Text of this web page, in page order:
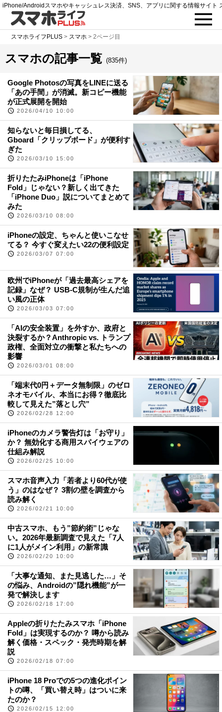
iPhone/Androidスマホやキャッシュレス決済、SNS、アプリに関する情報サイト
スマホライフPLUS > スマホ >2ページ目
スマホの記事一覧 (835件)
Google Photosの写真をLINEに送る
「あの手間」が消滅。新コピー機能
が正式展開を開始
2026/04/10 10:00
知らないと毎日損してる、
Gboard「クリップボード」が便利す
ぎた
2026/03/10 15:00
折りたたみiPhoneは「iPhone
Fold」じゃない？新しく出てきた
「iPhone Duo」説についてまとめて
みた
2026/03/10 08:00
iPhoneの設定、ちゃんと使いこなせ
てる？ 今すぐ変えたい22の便利設定
2026/03/07 07:00
欧州でiPhoneが「過去最高シェアを
記録」なぜ？ USB-C規制が生んだ追
い風の正体
2026/03/03 07:00
「AIの安全装置」を外すか、政府と
決裂するか？Anthropic vs. トランプ
政権、全面対立の衝撃と私たちへの
影響
2026/03/01 08:00
「端末代0円＋データ無制限」のゼロ
ネオモバイル、本当にお得？徹底比
較して見えた”落とし穴”
2026/02/28 12:00
iPhoneのカメラ警告灯は「お守り」
か？ 無効化する商用スパイウェアの
仕組み解説
2026/02/25 10:00
スマホ音声入力「若者より60代が使
う」のはなぜ？ 3割の壁を調査から
読み解く
2026/02/21 10:00
中古スマホ、もう”節約術”じゃな
い。2026年最新調査で見えた「7人
に1人がメイン利用」の新常識
2026/02/20 10:00
「大事な通知、また見逃した…」そ
の悩み、Androidの”隠れ機能”が一
発で解決します
2026/02/18 17:00
Appleの折りたたみスマホ「iPhone
Fold」は実現するのか？ 噂から読み
解く価格・スペック・発売時期を解
説
2026/02/18 07:00
iPhone 18 Proでの5つの進化ポイン
トの噂、「買い替え時」はついに来
たのか？
2026/02/15 12:00